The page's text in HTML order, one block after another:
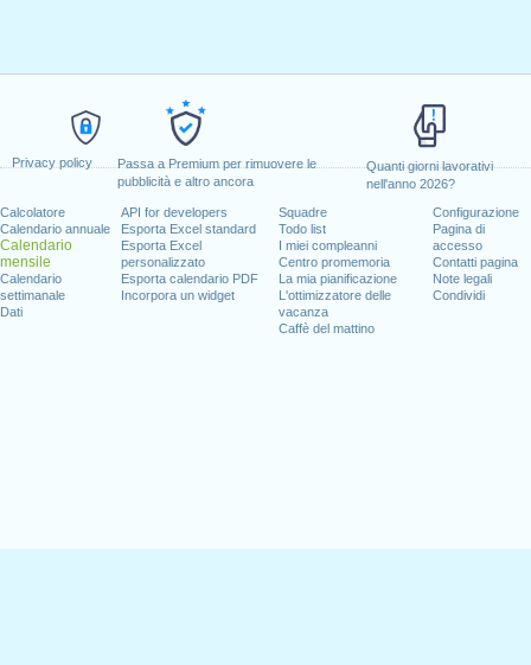
Privacy policy
Passa a Premium per rimuovere le
pubblicità e altro ancora
Quanti giorni lavorativi
nell'anno 2026?
Calcolatore
Calendario annuale
Calendario
mensile
Calendario
settimanale
Dati
API for developers
Esporta Excel standard
Esporta Excel
personalizzato
Esporta calendario PDF
Incorpora un widget
Squadre
Todo list
I miei compleanni
Centro promemoria
La mia pianificazione
L'ottimizzatore delle
vacanza
Caffè del mattino
Configurazione
Pagina di
accesso
Contatti pagina
Note legali
Condividi